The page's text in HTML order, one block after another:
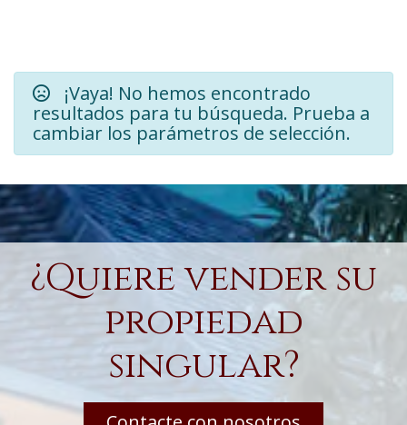
¡Vaya! No hemos encontrado
resultados para tu búsqueda. Prueba a
cambiar los parámetros de selección.
¿Quiere vender su
propiedad
singular?